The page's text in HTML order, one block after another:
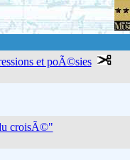
et poÃ©sies
croisÃ©"